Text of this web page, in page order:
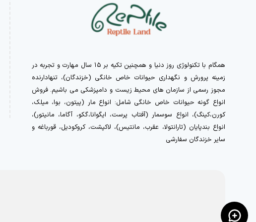
همگام با تکنولوژی روز دنیا و همچنین تکیه بر ۱۵ سال مهارت و تجربه در
زمینه پرورش و نگهداری حیوانات خاص خانگی (خزندگان)، تنهادارنده
مجوز رسمی از سازمان های محیط زیست و دامپزشکی می باشیم. فروش
انواع گونه حیوانات خاص خانگی شامل: انواع مار (پیتون، بوا، میلک،
کورن،کینگ)، انواع سوسمار (آفتاب پرست، ایگوانا،گکو، آگاما، مانیتور)،
انواع بندپایان (تارانتولا، عقرب، مانتیس)، لاکپشت، کروکودیل، قورباغه و
سایر خزندگان سفارشی